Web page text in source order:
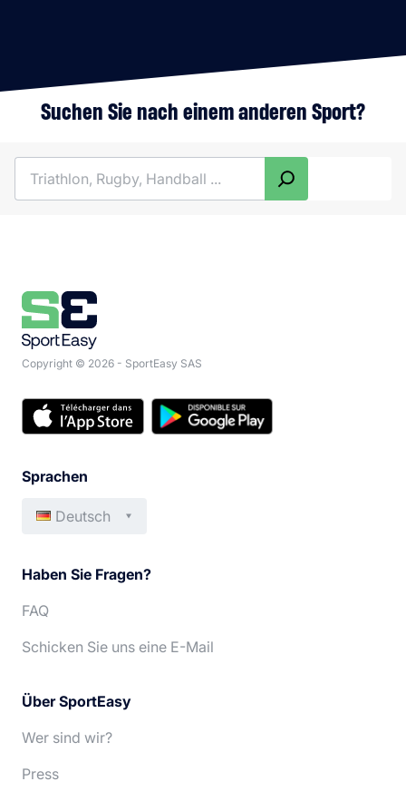
Suchen Sie nach einem anderen Sport?
Copyright © 2026 - SportEasy SAS
Sprachen
Deutsch
Español Nederlands
Haben Sie Fragen?
FAQ
Schicken Sie uns eine E-Mail
Über SportEasy
Wer sind wir?
Press